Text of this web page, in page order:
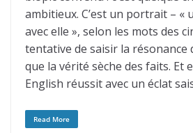
ambitieux. C’est un portrait – «
avec elle », selon les mots des
tentative de saisir la résonance
que la vérité sèche des faits. Et
English réussit avec un éclat
Read More